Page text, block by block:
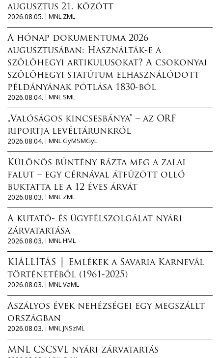
augusztus 21. között
2026.08.05.
MNL ZML
A hónap dokumentuma 2026
augusztusában: Használták-e a
szőlőhegyi artikulusokat? A csokonyai
szőlőhegyi statútum elhasználódott
példányának pótlása 1830-ból
2026.08.04.
MNL SML
„Valóságos kincsesbánya” – az ORF
riportja levéltárunkról
2026.08.04.
MNL GyMSMGyL
Különös bűntény rázta meg a zalai
falut – egy cérnával átfűzött olló
buktatta le a 12 éves árvát
2026.08.03.
MNL ZML
A kutató- és ügyfélszolgálat nyári
zárvatartása
2026.08.03.
MNL HML
KIÁLLÍTÁS │ Emlékek a Savaria Karnevál
történetéből (1961-2025)
2026.08.03.
MNL VaML
Aszályos évek nehézségei egy megszállt
országban
2026.08.03.
MNL JNSzML
MNL CSCSVL nyári zárvatartás